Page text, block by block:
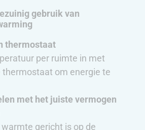
gebruik van
thermostaat
per ruimte in met
thermostaat om energie te
met het juiste vermogen
gericht is op de